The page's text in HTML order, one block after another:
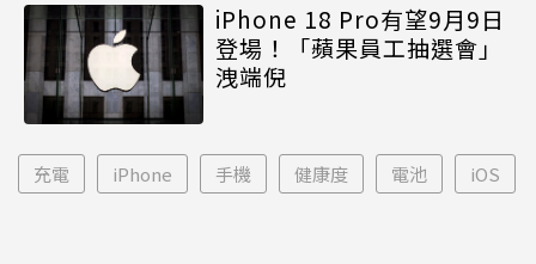
iPhone 18 Pro有望9月9日
登場！「蘋果員工抽選會」
洩端倪
充電 iPhone 手機 健康度 電池 iOS